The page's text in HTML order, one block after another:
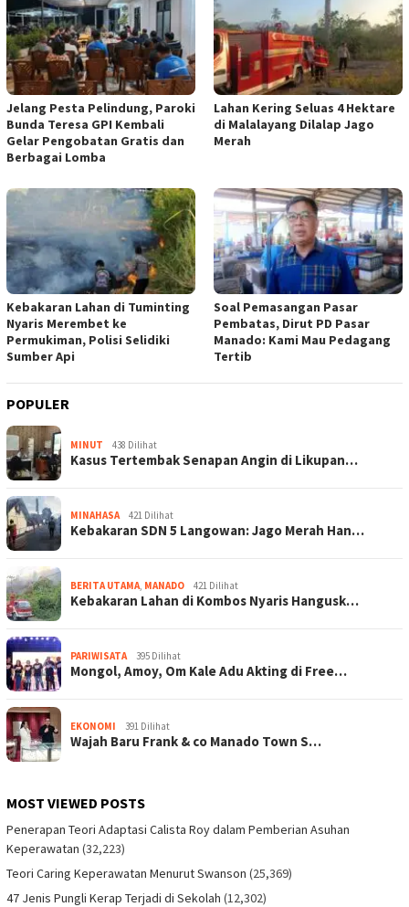
Jelang Pesta Pelindung, Paroki
Bunda Teresa GPI Kembali
Gelar Pengobatan Gratis dan
Berbagai Lomba
Lahan Kering Seluas 4 Hektare
di Malalayang Dilalap Jago
Merah
Kebakaran Lahan di Tuminting
Nyaris Merembet ke
Permukiman, Polisi Selidiki
Sumber Api
Soal Pemasangan Pasar
Pembatas, Dirut PD Pasar
Manado: Kami Mau Pedagang
Tertib
POPULER
MINUT 438 Dilihat
Kasus Tertembak Senapan Angin di Likupan…
MINAHASA 421 Dilihat
Kebakaran SDN 5 Langowan: Jago Merah Han…
BERITA UTAMA MANADO 421 Dilihat
Kebakaran Lahan di Kombos Nyaris Hangusk…
PARIWISATA 395 Dilihat
Mongol, Amoy, Om Kale Adu Akting di Free…
EKONOMI 391 Dilihat
Wajah Baru Frank & co Manado Town S…
MOST VIEWED POSTS
Penerapan Teori Adaptasi Calista Roy dalam Pemberian Asuhan
Keperawatan (32,223)
Teori Caring Keperawatan Menurut Swanson (25,369)
47 Jenis Pungli Kerap Terjadi di Sekolah (12,302)